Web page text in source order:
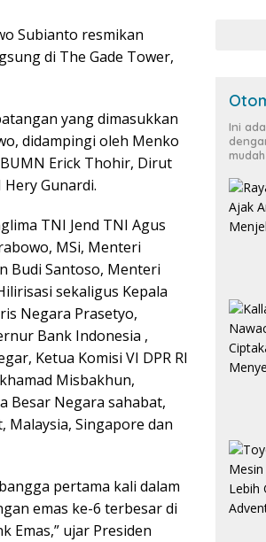
Subianto resmikan
di The Gade Tower,
yang dimasukkan
didampingi oleh Menko
Erick Thohir, Dirut
Gunardi.
TNI Jend TNI Agus
MSi, Menteri
Budi Santoso, Menteri
sekaligus Kepala
Negara Prasetyo,
Bank Indonesia ,
Ketua Komisi VI DPR RI
Misbakhun,
Besar Negara sahabat,
Malaysia, Singapore dan
pertama kali dalam
emas ke-6 terbesar di
Emas,” ujar Presiden
Ini